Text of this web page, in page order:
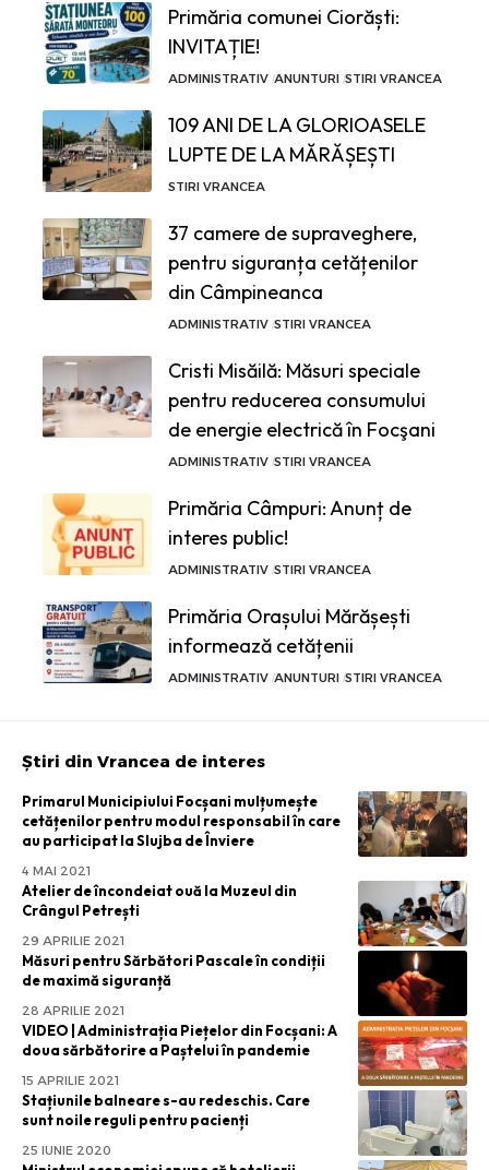
Primăria comunei Ciorăști:
INVITAȚIE!
ADMINISTRATIV ANUNTURI STIRI VRANCEA
109 ANI DE LA GLORIOASELE
LUPTE DE LA MĂRĂȘEȘTI
STIRI VRANCEA
37 camere de supraveghere,
pentru siguranța cetățenilor
din Câmpineanca
ADMINISTRATIV STIRI VRANCEA
Cristi Misăilă: Măsuri speciale
pentru reducerea consumului
de energie electrică în Focşani
ADMINISTRATIV STIRI VRANCEA
Primăria Câmpuri: Anunț de
interes public!
ADMINISTRATIV STIRI VRANCEA
Primăria Orașului Mărășești
informează cetățenii
ADMINISTRATIV ANUNTURI STIRI VRANCEA
Știri din Vrancea de interes
Primarul Municipiului Focșani mulțumește
cetățenilor pentru modul responsabil în care
au participat la Slujba de Înviere
4 MAI 2021
Atelier de încondeiat ouă la Muzeul din
Crângul Petrești
29 APRILIE 2021
Măsuri pentru Sărbători Pascale în condiții
de maximă siguranță
28 APRILIE 2021
VIDEO | Administrația Piețelor din Focșani: A
doua sărbătorire a Paștelui în pandemie
15 APRILIE 2021
Stațiunile balneare s-au redeschis. Care
sunt noile reguli pentru pacienți
25 IUNIE 2020